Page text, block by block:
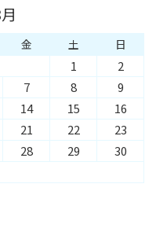
金 土 日
1
2
7 8
9
14 15
16
21 22
23
28 29
30